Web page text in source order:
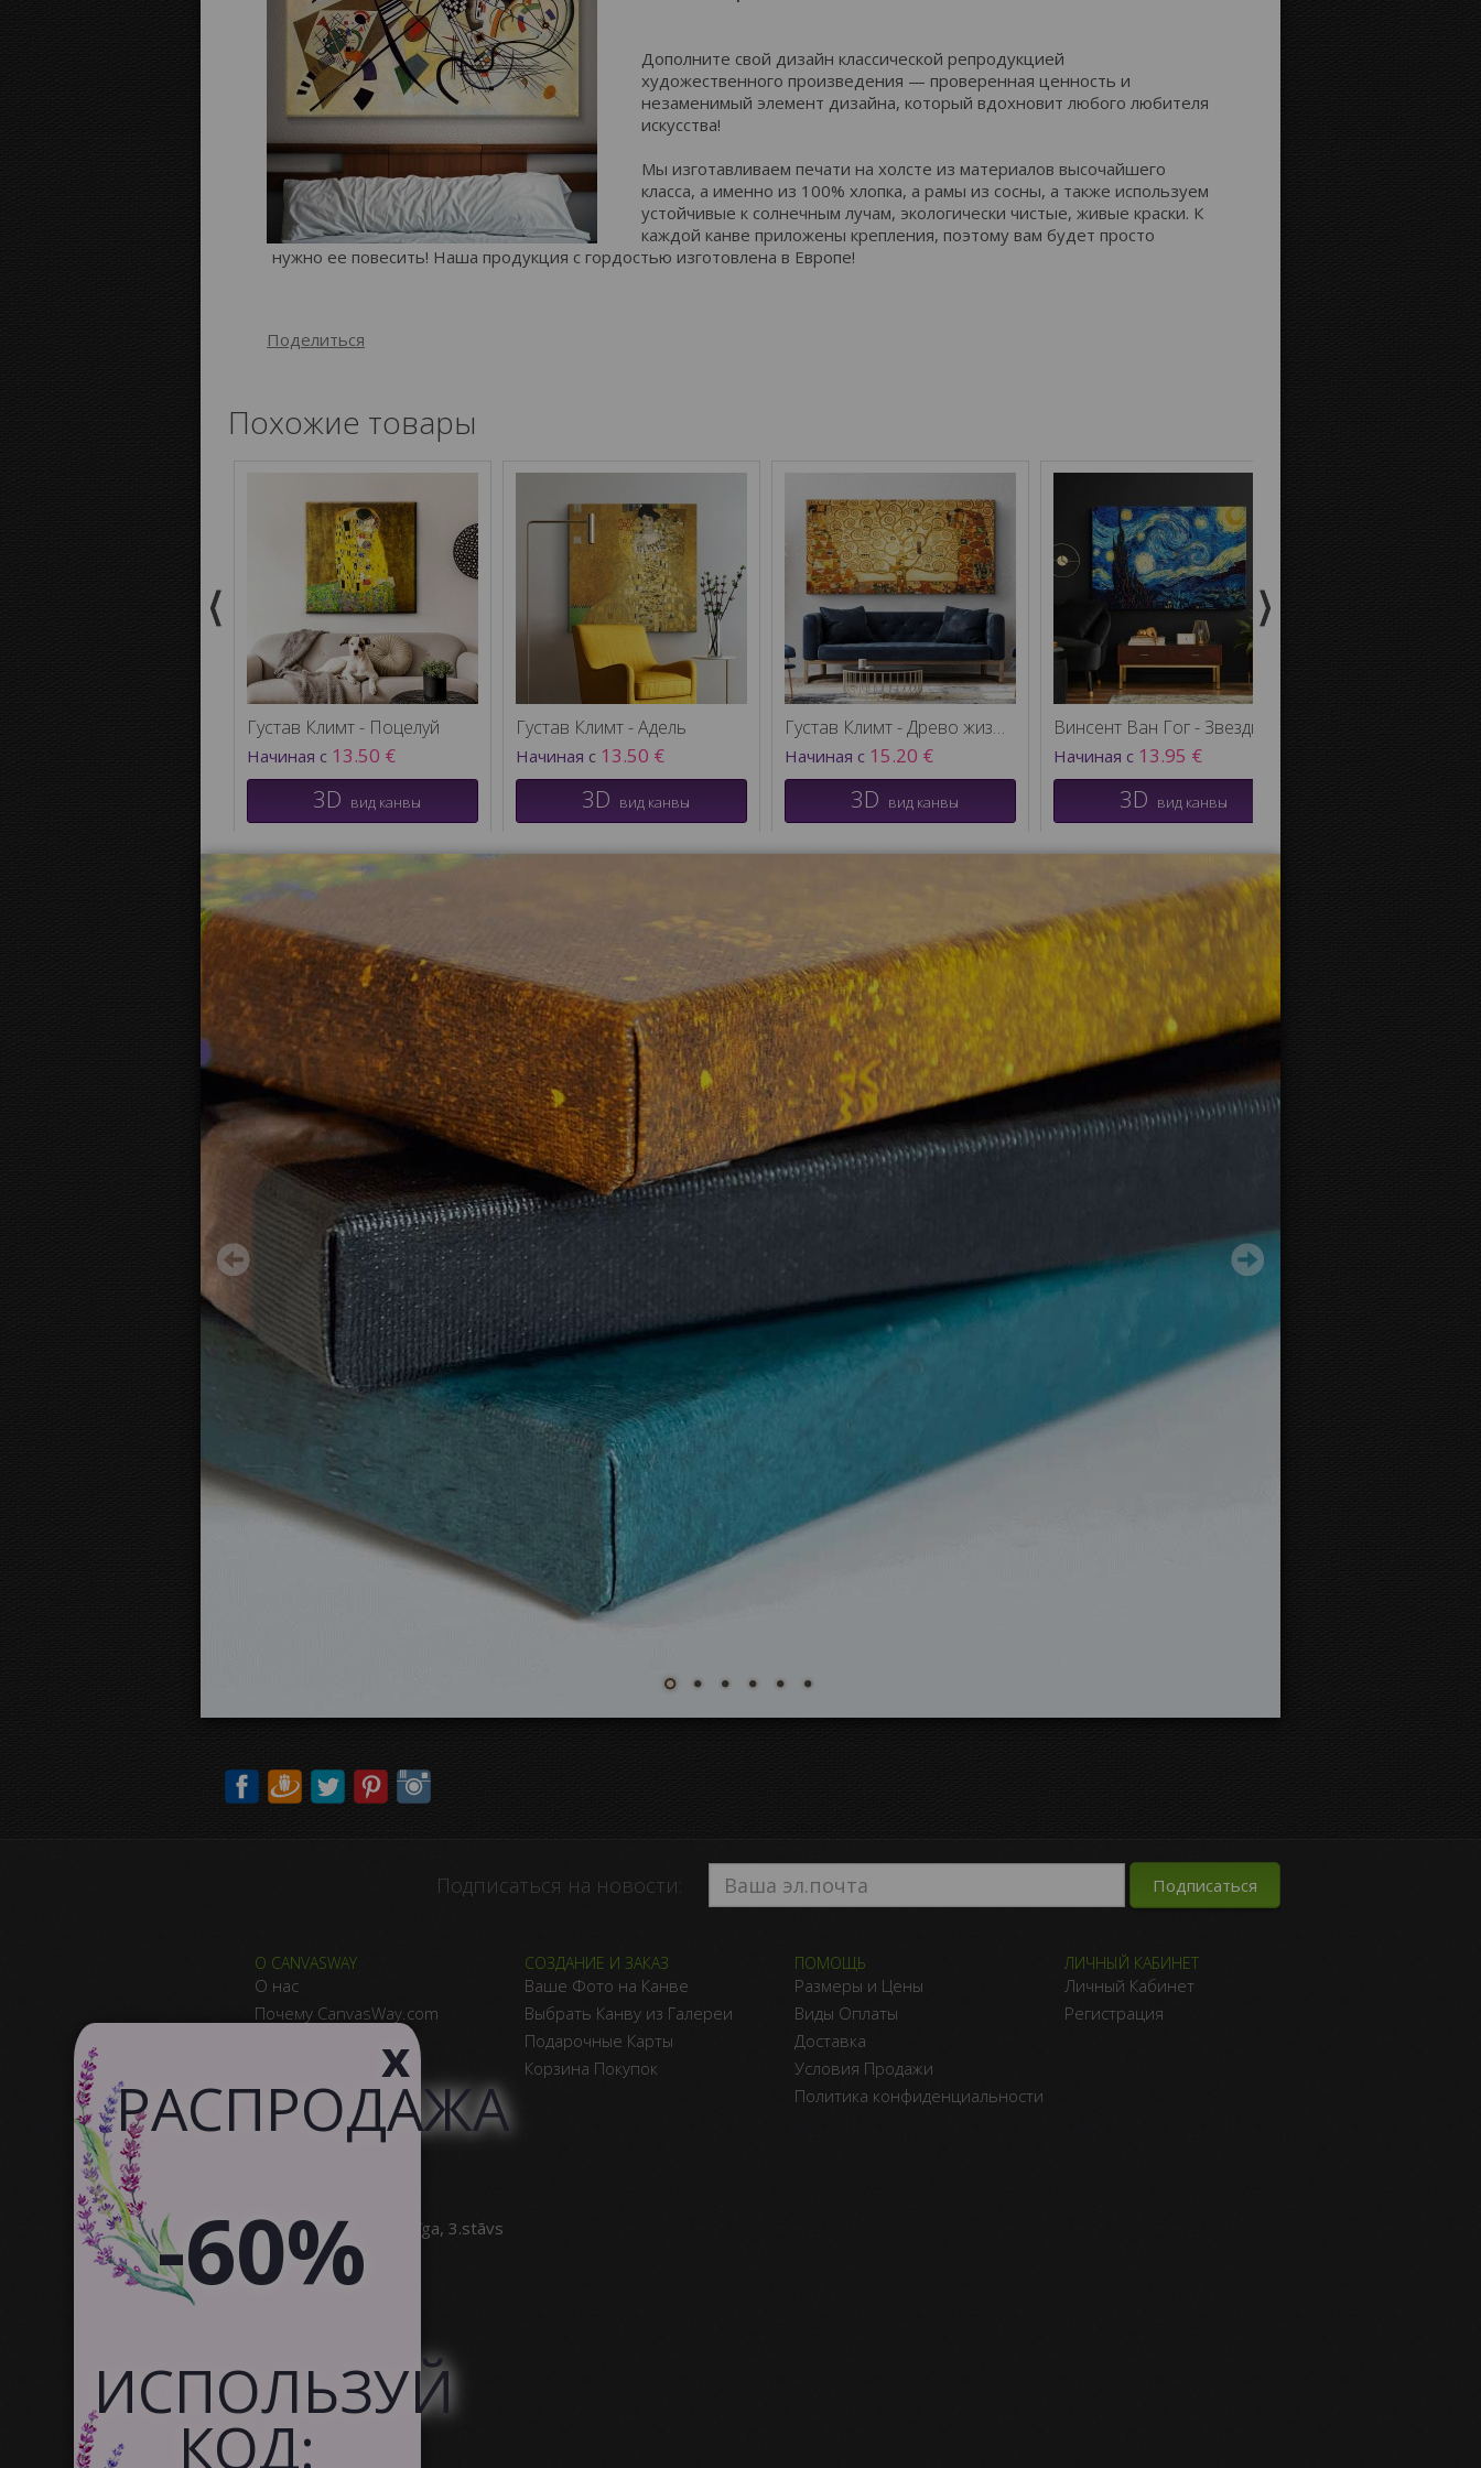
Дополните свой дизайн классической репродукцией
художественного произведения — проверенная ценность и
незаменимый элемент дизайна, который вдохновит любого любителя
искусства!
Мы изготавливаем печати на холсте из материалов высочайшего
класса, а именно из 100% хлопка, а рамы из сосны, а также используем
устойчивые к солнечным лучам, экологически чистые, живые краски. К
каждой канве приложены крепления, поэтому вам будет просто
нужно ее повесить! Наша продукция с гордостью изготовлена в Европе!
Поделиться
Похожие товары
Густав Климт - Поцелуй
Начиная с 13.50 €
3D вид канвы
Густав Климт - Адель
Начиная с 13.50 €
3D вид канвы
Густав Климт - Древо жизни
Начиная с 15.20 €
3D вид канвы
Начиная с 13.95 €
3D вид канвы
Edward Hopper - Nighthawks 1942
Начиная с15.20 €
3D вид канвы
Подписаться на новости:
О CANVASWAY
О нас
Почему CanvasWay.com
Отзывы Клиентов
Служба поддержки
Сотрудничество
СОЗДАНИЕ И ЗАКАЗ
Ваше Фото на Канве
Выбрать Канву из Галереи
Подарочные Карты
Корзина Покупок
ПОМОЩЬ
Размеры и Цены
Виды Оплаты
Доставка
Условия Продажи
Политика конфиденциальности
ЛИЧНЫЙ КАБИНЕТ
Личный Кабинет
Регистрация
Brīvības gatve 323, Rīga, 3.stāvs
info@canvasway.com
+371 27071150
x
​
РАСПРОДАЖА
-60%
ИСПОЛЬЗУЙ
КОД: